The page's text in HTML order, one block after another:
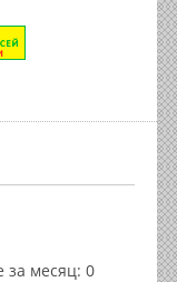
за месяц: 0